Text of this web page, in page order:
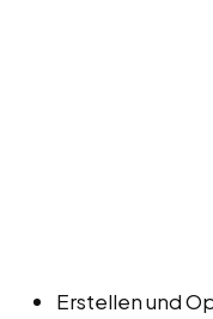
Erstellen und